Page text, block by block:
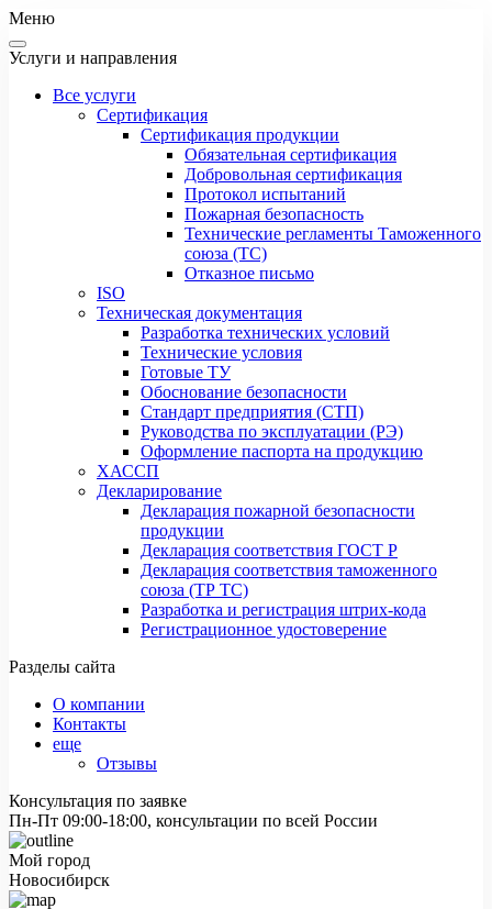
Меню
Услуги и направления
Все услуги
Сертификация
Сертификация продукции
Обязательная сертификация
Добровольная сертификация
Протокол испытаний
Пожарная безопасность
Технические регламенты Таможенного
союза (ТС)
Отказное письмо
ISO
Техническая документация
Разработка технических условий
Технические условия
Готовые ТУ
Обоснование безопасности
Стандарт предприятия (СТП)
Руководства по эксплуатации (РЭ)
Оформление паспорта на продукцию
ХАССП
Декларирование
Декларация пожарной безопасности
продукции
Декларация соответствия ГОСТ Р
Декларация соответствия таможенного
союза (ТР ТС)
Разработка и регистрация штрих-кода
Регистрационное удостоверение
Разделы сайта
О компании
Контакты
еще
Отзывы
Консультация по заявке
Пн-Пт 09:00-18:00, консультации по всей России
Мой город
Новосибирск